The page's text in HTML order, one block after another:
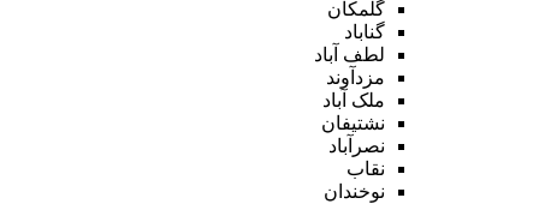
گلمکان
گناباد
لطف آباد
مزدآوند
ملک آباد
نشتیفان
نصرآباد
نقاب
نوخندان